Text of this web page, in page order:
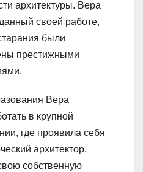
архитектуры. Вера
своей работе,
были
престижными
Вера
в крупной
где проявила себя
архитектор.
собственную